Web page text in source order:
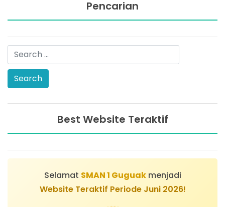
Pencarian
Best Website Teraktif
Selamat SMAN 1 Guguakmenjadi
Website Teraktif Periode Juni 2026!